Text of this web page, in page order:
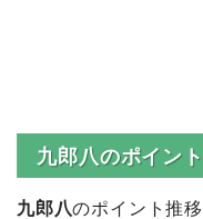
九郎八のポイン
九郎八のポイント推